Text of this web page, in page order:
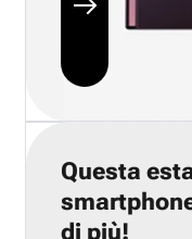
Questa
di più!